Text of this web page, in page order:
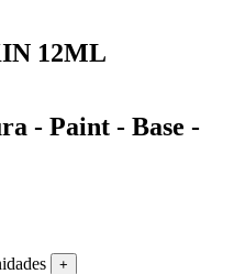
12ML
- Paint - Base -
+